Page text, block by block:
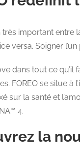
très important entre
versa. Soigner
dans tout ce
FOREO se situe
sur la santé et
4.
la